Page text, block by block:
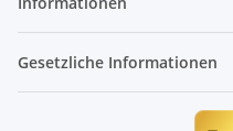
Gesetzliche Informationen